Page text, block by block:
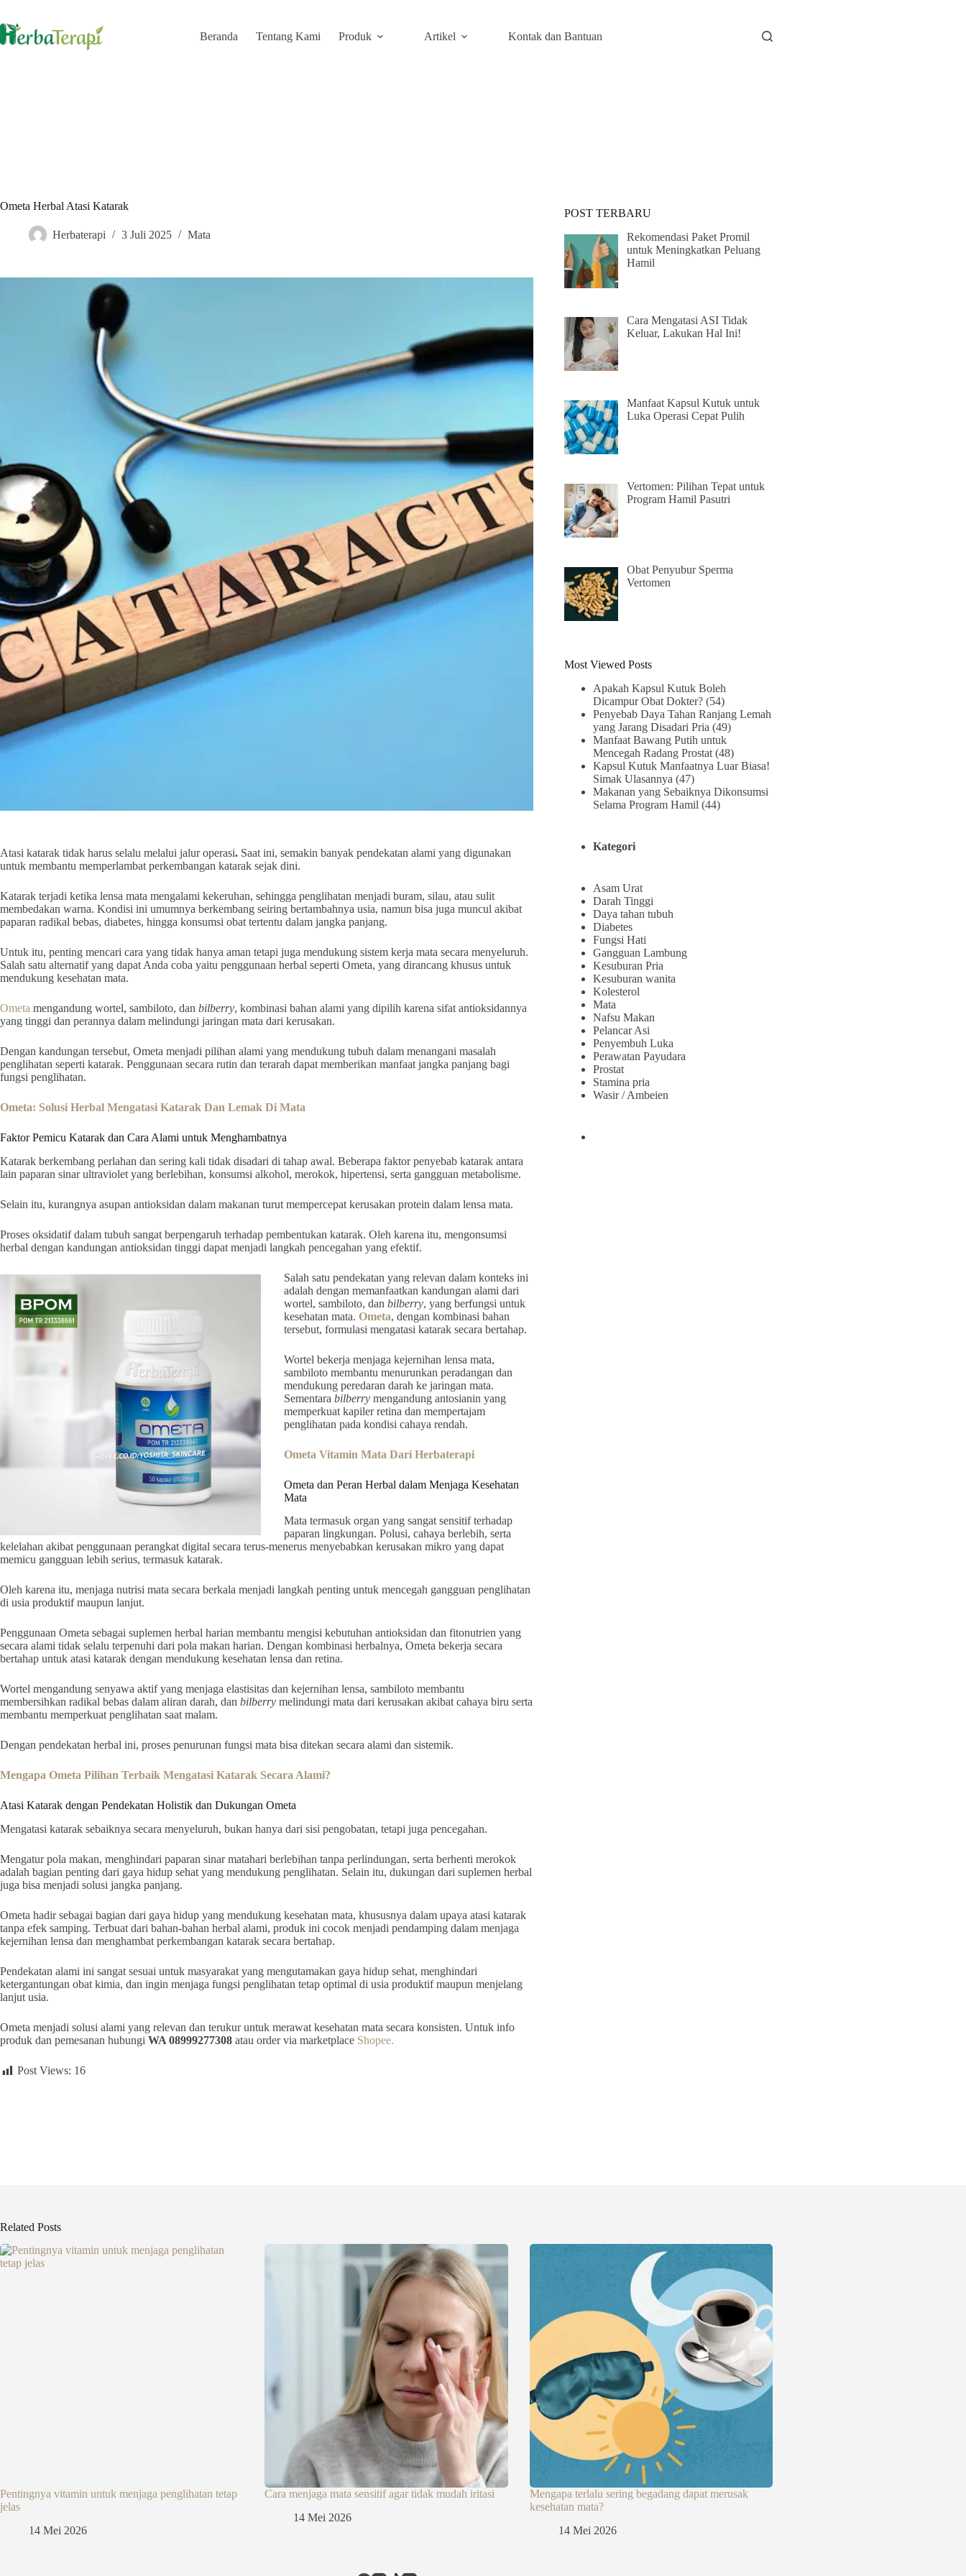
content
Beranda Tentang Kami Produk Artikel Kontak dan Bantuan
Ometa Herbal Atasi Katarak
Herbaterapi 3 Juli 2025 Mata
Atasi katarak tidak harus selalu melalui jalur operasi. Saat ini, semakin banyak pendekatan alami yang digunakan
untuk membantu memperlambat perkembangan katarak sejak dini.
Katarak terjadi ketika lensa mata mengalami kekeruhan, sehingga penglihatan menjadi buram, silau, atau sulit
membedakan warna. Kondisi ini umumnya berkembang seiring bertambahnya usia, namun bisa juga muncul akibat
paparan radikal bebas, diabetes, hingga konsumsi obat tertentu dalam jangka panjang.
Untuk itu, penting mencari cara yang tidak hanya aman tetapi juga mendukung sistem kerja mata secara menyeluruh.
Salah satu alternatif yang dapat Anda coba yaitu penggunaan herbal seperti Ometa, yang dirancang khusus untuk
mendukung kesehatan mata.
Ometa mengandung wortel, sambiloto, dan bilberry, kombinasi bahan alami yang dipilih karena sifat antioksidannya
yang tinggi dan perannya dalam melindungi jaringan mata dari kerusakan.
Dengan kandungan tersebut, Ometa menjadi pilihan alami yang mendukung tubuh dalam menangani masalah
penglihatan seperti katarak. Penggunaan secara rutin dan terarah dapat memberikan manfaat jangka panjang bagi
fungsi penglihatan.
Ometa: Solusi Herbal Mengatasi Katarak Dan Lemak Di Mata
Faktor Pemicu Katarak dan Cara Alami untuk Menghambatnya
Katarak berkembang perlahan dan sering kali tidak disadari di tahap awal. Beberapa faktor penyebab katarak antara
lain paparan sinar ultraviolet yang berlebihan, konsumsi alkohol, merokok, hipertensi, serta gangguan metabolisme.
Selain itu, kurangnya asupan antioksidan dalam makanan turut mempercepat kerusakan protein dalam lensa mata.
Proses oksidatif dalam tubuh sangat berpengaruh terhadap pembentukan katarak. Oleh karena itu, mengonsumsi
herbal dengan kandungan antioksidan tinggi dapat menjadi langkah pencegahan yang efektif.
Salah satu pendekatan yang relevan dalam konteks ini
adalah dengan memanfaatkan kandungan alami dari
wortel, sambiloto, dan bilberry, yang berfungsi untuk
kesehatan mata. Ometa, dengan kombinasi bahan
tersebut, formulasi mengatasi katarak secara bertahap.
Wortel bekerja menjaga kejernihan lensa mata,
sambiloto membantu menurunkan peradangan dan
mendukung peredaran darah ke jaringan mata.
Sementara bilberry mengandung antosianin yang
memperkuat kapiler retina dan mempertajam
penglihatan pada kondisi cahaya rendah.
Ometa Vitamin Mata Dari Herbaterapi
Ometa dan Peran Herbal dalam Menjaga Kesehatan
Mata
Mata termasuk organ yang sangat sensitif terhadap
paparan lingkungan. Polusi, cahaya berlebih, serta
kelelahan akibat penggunaan perangkat digital secara terus-menerus menyebabkan kerusakan mikro yang dapat
memicu gangguan lebih serius, termasuk katarak.
Oleh karena itu, menjaga nutrisi mata secara berkala menjadi langkah penting untuk mencegah gangguan penglihatan
di usia produktif maupun lanjut.
Penggunaan Ometa sebagai suplemen herbal harian membantu mengisi kebutuhan antioksidan dan fitonutrien yang
secara alami tidak selalu terpenuhi dari pola makan harian. Dengan kombinasi herbalnya, Ometa bekerja secara
bertahap untuk atasi katarak dengan mendukung kesehatan lensa dan retina.
Wortel mengandung senyawa aktif yang menjaga elastisitas dan kejernihan lensa, sambiloto membantu
membersihkan radikal bebas dalam aliran darah, dan bilberry melindungi mata dari kerusakan akibat cahaya biru serta
membantu memperkuat penglihatan saat malam.
Dengan pendekatan herbal ini, proses penurunan fungsi mata bisa ditekan secara alami dan sistemik.
Mengapa Ometa Pilihan Terbaik Mengatasi Katarak Secara Alami?
Atasi Katarak dengan Pendekatan Holistik dan Dukungan Ometa
Mengatasi katarak sebaiknya secara menyeluruh, bukan hanya dari sisi pengobatan, tetapi juga pencegahan.
Mengatur pola makan, menghindari paparan sinar matahari berlebihan tanpa perlindungan, serta berhenti merokok
adalah bagian penting dari gaya hidup sehat yang mendukung penglihatan. Selain itu, dukungan dari suplemen herbal
juga bisa menjadi solusi jangka panjang.
Ometa hadir sebagai bagian dari gaya hidup yang mendukung kesehatan mata, khususnya dalam upaya atasi katarak
tanpa efek samping. Terbuat dari bahan-bahan herbal alami, produk ini cocok menjadi pendamping dalam menjaga
kejernihan lensa dan menghambat perkembangan katarak secara bertahap.
Pendekatan alami ini sangat sesuai untuk masyarakat yang mengutamakan gaya hidup sehat, menghindari
ketergantungan obat kimia, dan ingin menjaga fungsi penglihatan tetap optimal di usia produktif maupun menjelang
lanjut usia.
Ometa menjadi solusi alami yang relevan dan terukur untuk merawat kesehatan mata secara konsisten. Untuk info
produk dan pemesanan hubungi WA 08999277308 atau order via marketplace Shopee.
Post Views: 16
POST TERBARU
Rekomendasi Paket Promil
untuk Meningkatkan Peluang
Hamil
Cara Mengatasi ASI Tidak
Keluar, Lakukan Hal Ini!
Manfaat Kapsul Kutuk untuk
Luka Operasi Cepat Pulih
Vertomen: Pilihan Tepat untuk
Program Hamil Pasutri
Obat Penyubur Sperma
Vertomen
Most Viewed Posts
Apakah Kapsul Kutuk Boleh
Dicampur Obat Dokter? (54)
Penyebab Daya Tahan Ranjang Lemah
yang Jarang Disadari Pria (49)
Manfaat Bawang Putih untuk
Mencegah Radang Prostat (48)
Kapsul Kutuk Manfaatnya Luar Biasa!
Simak Ulasannya (47)
Makanan yang Sebaiknya Dikonsumsi
Selama Program Hamil (44)
Kategori
Asam Urat
Darah Tinggi
Daya tahan tubuh
Diabetes
Fungsi Hati
Gangguan Lambung
Kesuburan Pria
Kesuburan wanita
Kolesterol
Mata
Nafsu Makan
Pelancar Asi
Penyembuh Luka
Perawatan Payudara
Prostat
Stamina pria
Wasir / Ambeien
Related Posts
Pentingnya vitamin untuk menjaga penglihatan tetap
jelas
14 Mei 2026
Cara menjaga mata sensitif agar tidak mudah iritasi
14 Mei 2026
Mengapa terlalu sering begadang dapat merusak
kesehatan mata?
14 Mei 2026